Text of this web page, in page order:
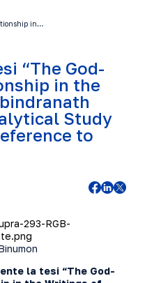
in…
“The God-
in the
Study
to
la tesi “The God-